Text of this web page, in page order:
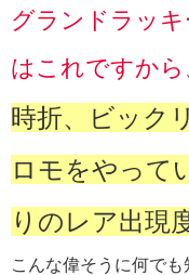
グランドラッ
はこれですから
時折、ビック
ロモをやって
りのレア出現
こんな偉そうに何で